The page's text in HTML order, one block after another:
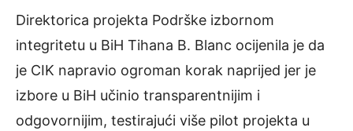
Direktorica projekta Podrške izbornom
integritetu u BiH Tihana B. Blanc ocijenila je da
je CIK napravio ogroman korak naprijed jer je
izbore u BiH učinio transparentnijim i
odgovornijim, testirajući više pilot projekta u